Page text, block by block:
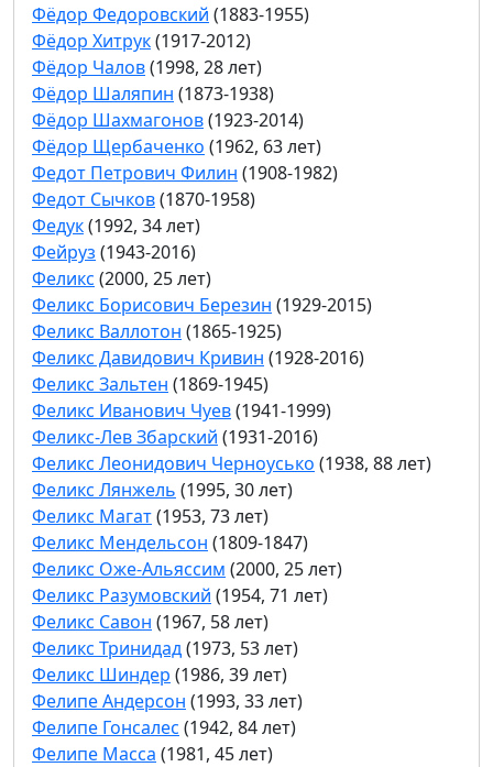
Фёдор Федоровский (1883-1955)
Фёдор Хитрук(1917-2012)
Фёдор Чалов(1998, 28 лет)
Фёдор Шаляпин (1873-1938)
Фёдор Шахмагонов(1923-2014)
Фёдор Щербаченко (1962, 63 лет)
Федот Петрович Филин (1908-1982)
Федот Сычков(1870-1958)
Федук(1992, 34 лет)
Фейруз (1943-2016)
Феликс (2000, 25 лет)
Феликс Борисович Березин (1929-2015)
Феликс Валлотон (1865-1925)
Феликс Давидович Кривин (1928-2016)
Феликс Зальтен (1869-1945)
Феликс Иванович Чуев(1941-1999)
Феликс-Лев Збарский (1931-2016)
Феликс Леонидович Черноусько (1938, 88 лет)
Феликс Лянжель (1995, 30 лет)
Феликс Магат(1953, 73 лет)
Феликс Мендельсон (1809-1847)
Феликс Оже-Альяссим (2000, 25 лет)
Феликс Разумовский (1954, 71 лет)
Феликс Савон (1967, 58 лет)
Феликс Тринидад(1973, 53 лет)
Феликс Шиндер (1986, 39 лет)
Фелипе Андерсон (1993, 33 лет)
Фелипе Гонсалес (1942, 84 лет)
Фелипе Масса (1981, 45 лет)